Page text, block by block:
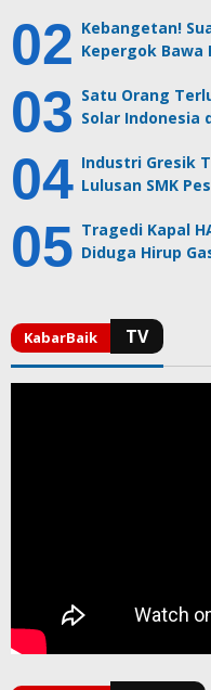
Kebangetan!
Kepergok Bawa
Satu Orang
Solar Indonesia
Industri Gresik
Lulusan SMK
Tragedi Kapal
Diduga Hirup